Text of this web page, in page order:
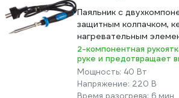
Паяльник с
защитным колпачком,
нагревательным
Зубр ПРОФЕССИОНАЛ
2-компонентная
руке и предотвращает
Мощность: 40 Вт
Напряжение: 220 В
Время разогрева: 6 мин